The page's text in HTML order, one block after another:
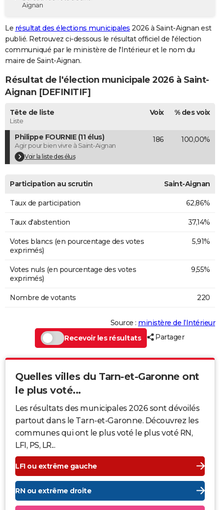
Destinations
City break
Voyage nature
Voyage de noces
Forum
GUIDES D'ACHAT
BONS PLANS
Carte de Noël
Carte Bonne année
Carte Saint-Valentin
Carte Pâques
Carte d'anniversaire
DICTIONNAIRE
Dictionnaire
Biographies
Citations
Expressions
Proverbes
PROGRAMME TV
COPAINS D'AVANT
S'inscrire
Se connecter
Lycées
Collèges
Primaires
Universités
Entreprises
Service militaire
Avis de recherche
AVIS DE DÉCÈS
Bricolage
Television
Aignan
Le résultat des élections municipales 2026 à Saint-Aignan est
publié. Retrouvez ci-dessous le résultat officiel de l'élection
communiqué par le ministère de l'Intérieur et le nom du
maire de Saint-Aignan.
Résultat de l'élection municipale 2026 à Saint-
Aignan [DEFINITIF]
Tête de liste
Liste
Voix % des voix
Philippe FOURNIE (11 élus)
Agir pour bien vivre à Saint-Aignan
Voir la liste des élus
186 100,00%
Participation au scrutin Saint-Aignan
Taux de participation 62,86%
Taux d'abstention 37,14%
Votes blancs (en pourcentage des votes
exprimés)
5,91%
Votes nuls (en pourcentage des votes
exprimés)
9,55%
Nombre de votants 220
Source : ministère de l’Intérieur
Recevoir les résultats
Partager
Quelles villes du Tarn-et-Garonne ont
le plus voté...
Les résultats des municipales 2026 sont dévoilés
partout dans le Tarn-et-Garonne. Découvrez les
communes qui ont le plus voté le plus voté RN,
LFI, PS, LR...
LFI ou extrême gauche
RN ou extrême droite